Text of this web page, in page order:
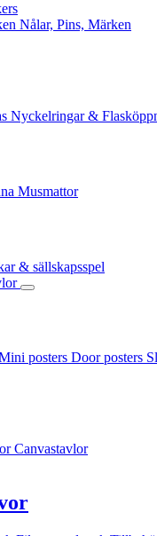
Nålar, Pins, Märken
Nyckelringar &
Musmattor
& sällskapsspel
posters Door posters
Canvastavlor